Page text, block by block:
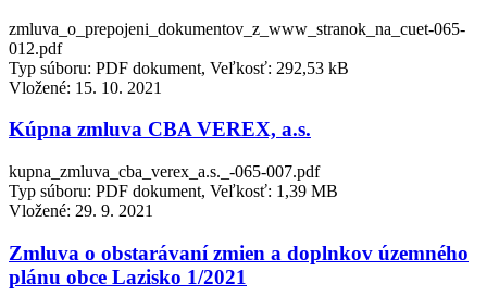
zmluva_o_prepojeni_dokumentov_z_www_stranok_na_cuet-065-
012.pdf
Typ súboru: PDF dokument, Veľkosť: 292,53 kB
Vložené: 15. 10. 2021
Kúpna zmluva CBA VEREX, a.s.
kupna_zmluva_cba_verex_a.s._-065-007.pdf
Typ súboru: PDF dokument, Veľkosť: 1,39 MB
Vložené: 29. 9. 2021
Zmluva o obstarávaní zmien a doplnkov územného
plánu obce Lazisko 1/2021